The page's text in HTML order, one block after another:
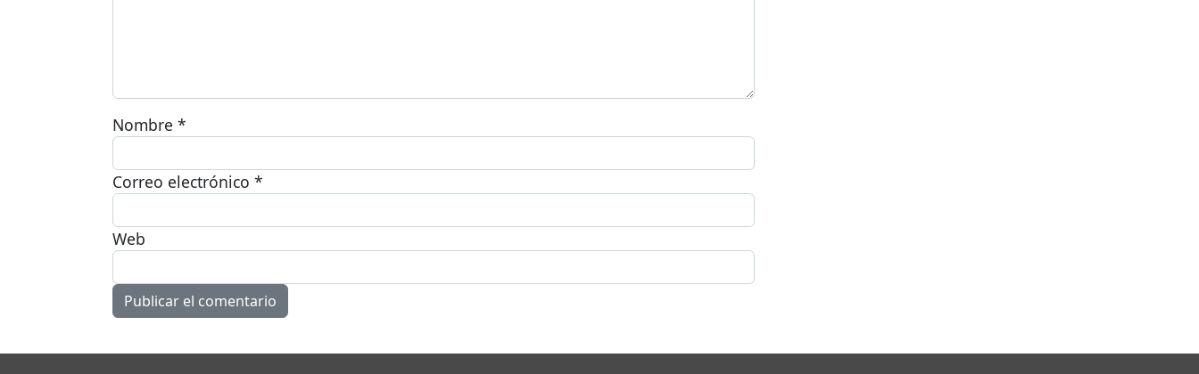
Nombre *
Correo electrónico *
Web